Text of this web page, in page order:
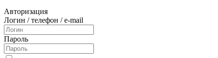
Авторизация
Логин / телефон / e-mail
Пароль